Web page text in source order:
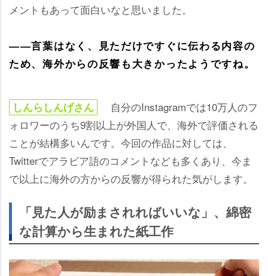
メントもあって面白いなと思いました。
――言葉はなく、見ただけですぐに伝わる内容の
ため、海外からの反響も大きかったようですね。
しんらしんげさん
自分のInstagramでは10万人のフ
ォロワーのうち9割以上が外国人で、海外で評価される
ことが結構多いんです。今回の作品に対しては、
Twitterでアラビア語のコメントなども多くあり、今ま
で以上に海外の方からの反響が得られた気がします。
「見た人が励まされればいいな」、綿密
な計算から生まれた紙工作